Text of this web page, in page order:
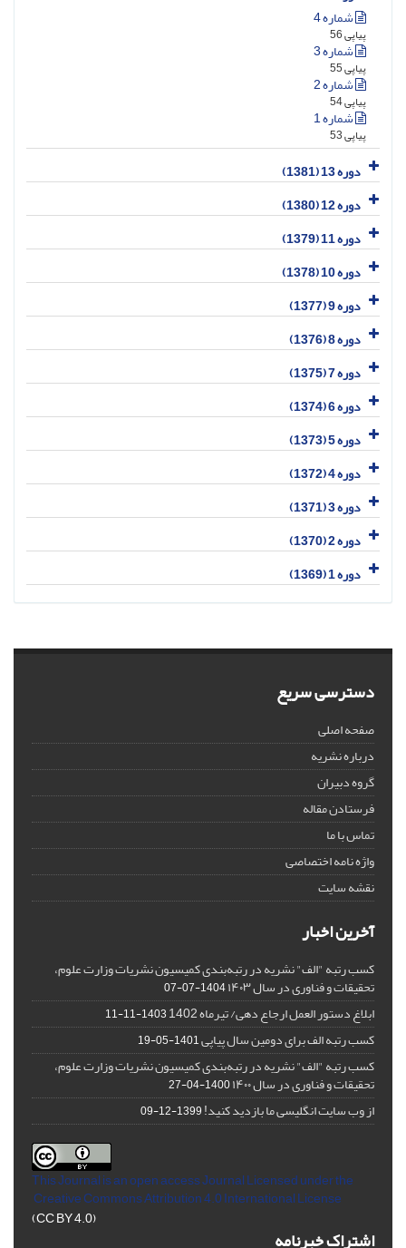
شماره 4
پیاپی 56
شماره 3
پیاپی 55
شماره 2
پیاپی 54
شماره 1
پیاپی 53
دوره 13 (1381)
دوره 12 (1380)
دوره 11 (1379)
دوره 10 (1378)
دوره 9 (1377)
دوره 8 (1376)
دوره 7 (1375)
دوره 6 (1374)
دوره 5 (1373)
دوره 4 (1372)
دوره 3 (1371)
دوره 2 (1370)
دوره 1 (1369)
دسترسی سریع
صفحه اصلی
درباره نشریه
گروه دبیران
فرستادن مقاله
تماس با ما
واژه نامه اختصاصی
نقشه سایت
آخرین اخبار
کسب رتبه "الف" نشریه در رتبه‌بندی کمیسیون نشریات وزارت علوم،
تحقیقات و فناوری در سال ۱۴۰۳ 1404-07-07
ابلاغ دستور العمل ارجاع دهی/ تیرماه 1402 1403-11-11
کسب رتبه الف برای دومین سال پیاپی1401-05-19
کسب رتبه "الف" نشریه در رتبه‌بندی کمیسیون نشریات وزارت علوم،
تحقیقات و فناوری در سال ۱۴۰۰ 1400-04-27
از وب سایت انگلیسی ما بازدید کنید!1399-12-09
This Journal is an open access Journal Licensedunder the
Creative Commons Attribution 4.0 International License
(CC BY 4.0)
اشتراک خبرنامه